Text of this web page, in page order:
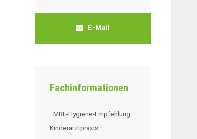
E-Mail
Fachinformationen
MRE-Hygiene-Empfehlung
Kinderarztpraxis